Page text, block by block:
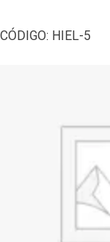
CÓDIGO: HIEL-5